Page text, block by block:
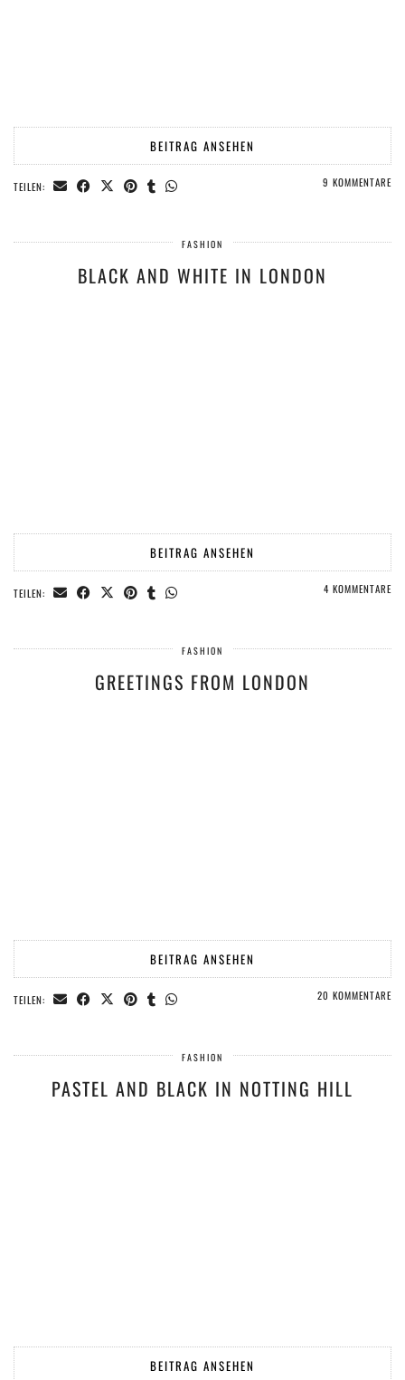
BEITRAG ANSEHEN
TEILEN: 9 KOMMENTARE
FASHION
BLACK AND WHITE IN LONDON
BEITRAG ANSEHEN
TEILEN: 4 KOMMENTARE
FASHION
GREETINGS FROM LONDON
BEITRAG ANSEHEN
TEILEN: 20 KOMMENTARE
FASHION
PASTEL AND BLACK IN NOTTING HILL
BEITRAG ANSEHEN